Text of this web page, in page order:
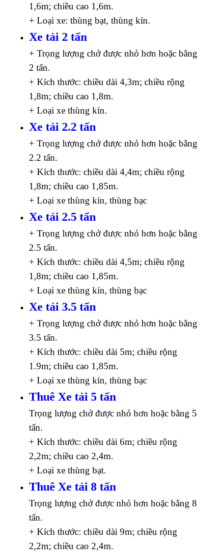
1,6m; chiều cao 1,6m.
+ Loại xe: thùng bạt, thùng kín.
Xe tải 2 tấn
+ Trọng lượng chở được nhỏ hơn hoặc bằng
2 tấn.
+ Kích thước: chiều dài 4,3m; chiều rộng
1,8m; chiều cao 1,8m.
+ Loại xe thùng kín.
Xe tải 2.2 tấn
+ Trọng lượng chở được nhỏ hơn hoặc bằng
2.2 tấn.
+ Kích thước: chiều dài 4,4m; chiều rộng
1,8m; chiều cao 1,85m.
+ Loại xe thùng kín, thùng bạc
Xe tải 2.5 tấn
+ Trọng lượng chở được nhỏ hơn hoặc bằng
2.5 tấn.
+ Kích thước: chiều dài 4,5m; chiều rộng
1,8m; chiều cao 1,85m.
+ Loại xe thùng kín, thùng bạc
Xe tải 3.5 tấn
+ Trọng lượng chở được nhỏ hơn hoặc bằng
3.5 tấn.
+ Kích thước: chiều dài 5m; chiều rộng
1.9m; chiều cao 1,85m.
+ Loại xe thùng kín, thùng bạc
Thuê Xe tải 5 tấn
Trọng lượng chở được nhỏ hơn hoặc bằng 5
tấn.
+ Kích thước: chiều dài 6m; chiều rộng
2,2m; chiều cao 2,4m.
+ Loại xe thùng bạt.
Thuê Xe tải 8 tấn
Trọng lượng chở được nhỏ hơn hoặc bằng 8
tấn.
+ Kích thước: chiều dài 9m; chiều rộng
2,2m; chiều cao 2,4m.